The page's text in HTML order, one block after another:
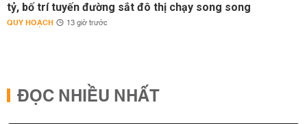
tỷ, bố trí tuyến đường sắt đô thị chạy song song
QUY HOẠCH 13 giờ trước
ĐỌC NHIỀU NHẤT